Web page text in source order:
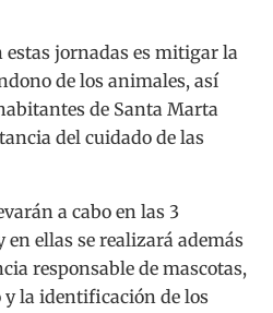
jornadas es mitigar la
de los animales, así
de Santa Marta
del cuidado de las
a cabo en las 3
ellas se realizará además
responsable de mascotas,
la identificación de los